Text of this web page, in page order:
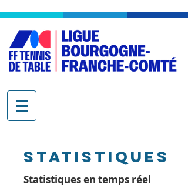
Statistiques
Statistiques en temps réel